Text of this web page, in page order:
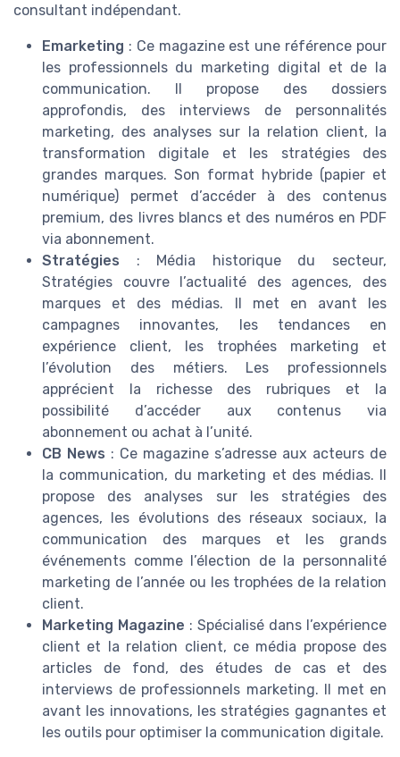
consultant indépendant.
Emarketing : Ce magazine est une référence pour
les professionnels du marketing digital et de la
communication. Il propose des dossiers
approfondis, des interviews de personnalités
marketing, des analyses sur la relation client, la
transformation digitale et les stratégies des
grandes marques. Son format hybride (papier et
numérique) permet d’accéder à des contenus
premium, des livres blancs et des numéros en PDF
via abonnement.
Stratégies : Média historique du secteur,
Stratégies couvre l’actualité des agences, des
marques et des médias. Il met en avant les
campagnes innovantes, les tendances en
expérience client, les trophées marketing et
l’évolution des métiers. Les professionnels
apprécient la richesse des rubriques et la
possibilité d’accéder aux contenus via
abonnement ou achat à l’unité.
CB News : Ce magazine s’adresse aux acteurs de
la communication, du marketing et des médias. Il
propose des analyses sur les stratégies des
agences, les évolutions des réseaux sociaux, la
communication des marques et les grands
événements comme l’élection de la personnalité
marketing de l’année ou les trophées de la relation
client.
Marketing Magazine : Spécialisé dans l’expérience
client et la relation client, ce média propose des
articles de fond, des études de cas et des
interviews de professionnels marketing. Il met en
avant les innovations, les stratégies gagnantes et
les outils pour optimiser la communication digitale.